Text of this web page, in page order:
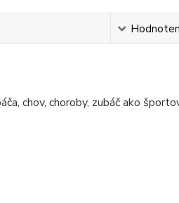
chov, choroby, zubáč ako